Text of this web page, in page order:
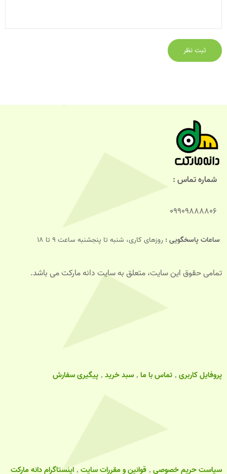
شماره تماس :
09909888806
ساعات پاسخگویی : روزهای کاری، شنبه تا پنجشنبه ساعت 9 تا 18
تمامی حقوق این سایت، متعلق به سایت دانه مارکت می باشد.
پروفایل کاربری تماس با ما سبد خرید پیگیری سفارش
سیاست حریم خصوصی قوانین و مقررات سایت اینستاگرام دانه مارکت